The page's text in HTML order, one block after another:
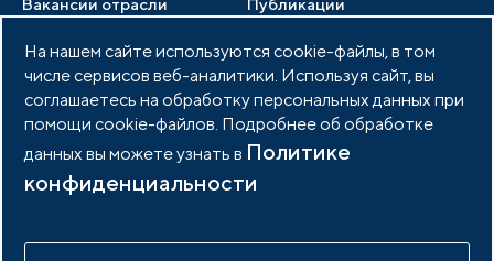
Вакансии отрасли Публикации
Медиатека Тендеры
Документы АИП
Партнеры ассоциации
Фото и видео
Членство в АИП Войти в личный кабинет
На нашем сайте используются cookie-файлы, в том
числе сервисов веб-аналитики. Используя сайт, вы
соглашаетесь на обработку персональных данных при
помощи cookie-файлов. Подробнее об обработке
данных вы можете узнать в Политике
конфиденциальности